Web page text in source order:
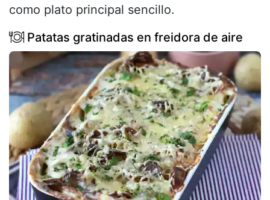
como plato principal sencillo.
Patatas gratinadas en freidora de aire